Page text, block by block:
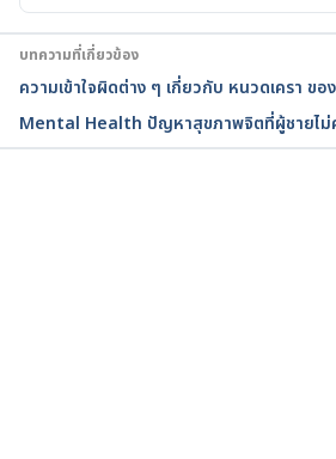
https://www.ohchr.org/en/
stereotyping. Accessed October
Examples of Gender Stereotypes.
https://
gender-stereotypes. Accessed
บทความที่เกี่ยวข้อง
ความเข้าใจผิดต่าง ๆ เกี่ยวกับ หนวดเครา ขอ
Mental Health ปัญหาสุขภาพจิตที่ผู้ชายไม่